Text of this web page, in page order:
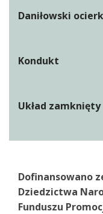
Daniłowski
Kondukt
Układ zamknięty
Dofinansowano
Dziedzictwa
Funduszu